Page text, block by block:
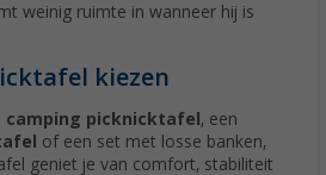
weinig ruimte in wanneer hij is
kiezen
camping picknicktafel , een
of een set met losse banken,
geniet je van comfort, stabiliteit